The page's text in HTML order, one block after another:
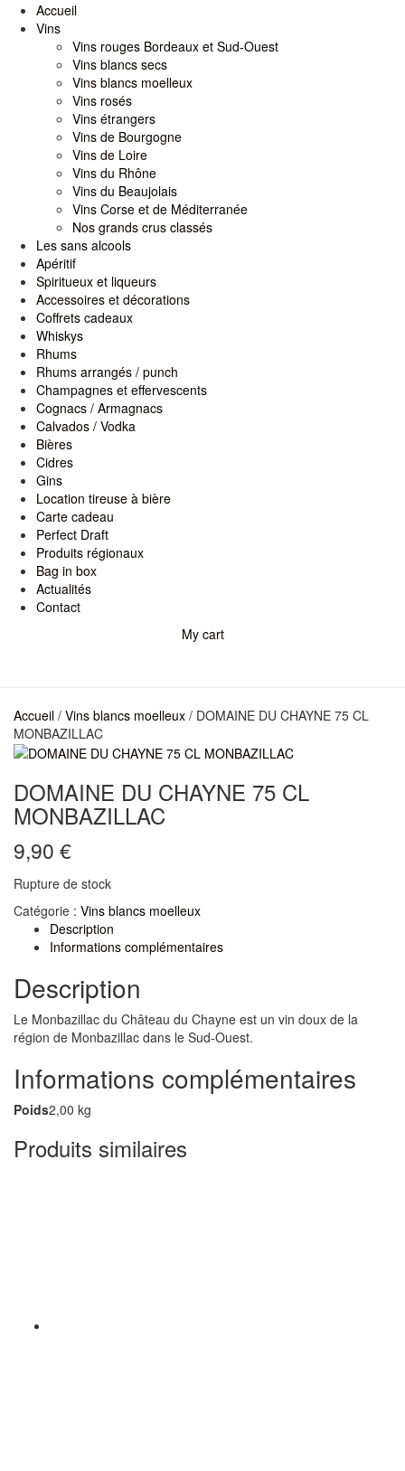
Accueil
Vins
Vins rouges Bordeaux et Sud-Ouest
Vins blancs secs
Vins blancs moelleux
Vins rosés
Vins étrangers
Vins de Bourgogne
Vins de Loire
Vins du Rhône
Vins du Beaujolais
Vins Corse et de Méditerranée
Nos grands crus classés
Les sans alcools
Apéritif
Spiritueux et liqueurs
Accessoires et décorations
Coffrets cadeaux
Whiskys
Rhums
Rhums arrangés / punch
Champagnes et effervescents
Cognacs / Armagnacs
Calvados / Vodka
Bières
Cidres
Gins
Location tireuse à bière
Carte cadeau
Perfect Draft
Produits régionaux
Bag in box
Actualités
Contact
My cart
Accueil / Vins blancs moelleux / DOMAINE DU CHAYNE 75 CL
MONBAZILLAC
DOMAINE DU CHAYNE 75 CL
MONBAZILLAC
9,90 €
Rupture de stock
Catégorie : Vins blancs moelleux
Description
Informations complémentaires
Description
Le Monbazillac du Château du Chayne est un vin doux de la
région de Monbazillac dans le Sud-Ouest.
Informations complémentaires
Poids2,00 kg
Produits similaires